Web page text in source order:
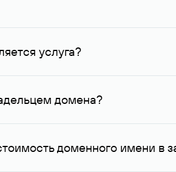
услуга?
в Руцентре и у других
домена?
его контактные данные,
доменного имени в